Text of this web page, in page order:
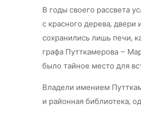
В годы своего рассвета
с красного дерева,
сохранились лишь печи,
графа Путткамерова –
было тайное место для
Владели имением
и районная библиотека,